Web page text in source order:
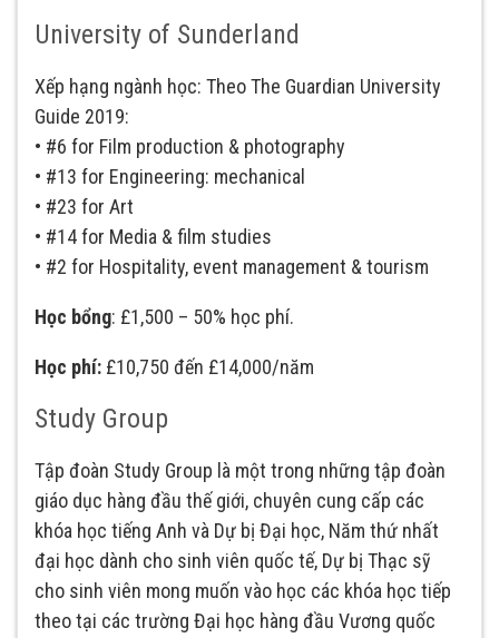
University of Sunderland
Xếp hạng ngành học: Theo The Guardian University
Guide 2019:
• #6 for Film production & photography
• #13 for Engineering: mechanical
• #23 for Art
• #14 for Media & film studies
• #2 for Hospitality, event management & tourism
Học bổng: £1,500 – 50% học phí.
Học phí: £10,750 đến £14,000/năm
Study Group
Tập đoàn Study Group là một trong những tập đoàn
giáo dục hàng đầu thế giới, chuyên cung cấp các
khóa học tiếng Anh và Dự bị Đại học, Năm thứ nhất
đại học dành cho sinh viên quốc tế, Dự bị Thạc sỹ
cho sinh viên mong muốn vào học các khóa học tiếp
theo tại các trường Đại học hàng đầu Vương quốc